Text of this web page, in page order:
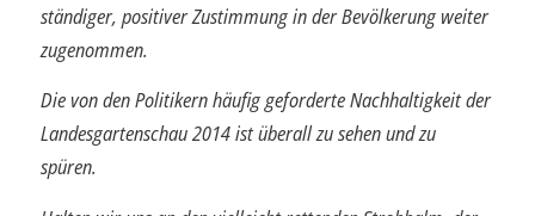
ständiger, positiver Zustimmung in der Bevölke­rung weiter
zugenommen.
Die von den Politikern häufig geforderte Nachhaltigkeit der
Landesgartenschau 2014 ist überall zu sehen und zu
spüren.